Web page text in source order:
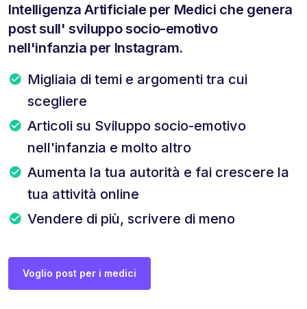
Intelligenza Artificiale per Medici che genera
post sull' sviluppo socio-emotivo
nell'infanzia per Instagram.
Migliaia di temi e argomenti tra cui
scegliere
Articoli su Sviluppo socio-emotivo
nell'infanzia e molto altro
Aumenta la tua autorità e fai crescere la
tua attività online
Vendere di più, scrivere di meno
Voglio post per i medici